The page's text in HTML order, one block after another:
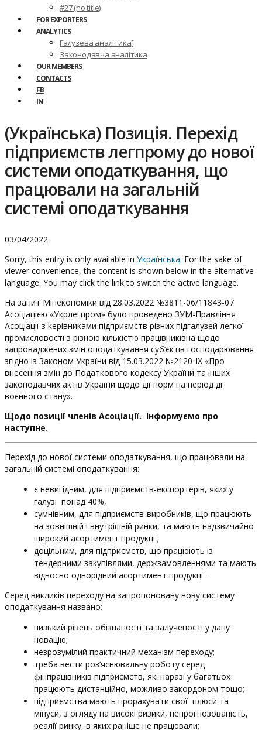
#27 (no title)
FOR EXPORTERS
ANALYTICS
Галузева аналітика[
Законодавча аналітика
OUR MEMBERS
CONTACTS
FB
IN
(Українська) Позиція. Перехід
підприємств легпрому до нової
системи оподаткування, що
працювали на загальній
системі оподаткування
03/04/2022
Sorry, this entry is only available in Українська. For the sake of
viewer convenience, the content is shown below in the alternative
language. You may click the link to switch the active language.
На запит Мінекономіки від 28.03.2022 №3811-06/11843-07
Асоціацією «Укрлегпром» було проведено ЗУМ-Правління
Асоціації з керівниками підприємств різних підгалузей легкої
промисловості з різною кількістю працівниківна щодо
запроваджених змін оподаткування суб’єктів господарювання
згідно із Законом України від 15.03.2022 №2120-ІХ «Про
внесення змін до Податкового кодексу України та інших
законодавчих актів України щодо дії норм на період дії
воєнного стану».
Щодо позиції членів Асоціації. Інформуємо про
наступне.
Перехід до нової системи оподаткування, що працювали на
загальній системі оподаткування:
є невигідним, для підприємств-експортерів, яких у
галузі понад 40%,
сумнівним, для підприємств-виробників, що працюють
на зовнішній і внутрішній ринки, та мають надзвичайно
широкий асортимент продукції;
доцільним, для підприємств, що працюють із
тендерними закупівлями, держзамовленнями та мають
відносно однорідний асортимент продукції.
Серед викликів переходу на запропоновану нову систему
оподаткування названо:
низький рівень обізнаності та залученості у дану
новацію;
незрозумілий практичний механізм переходу;
треба вести роз’яснювальну роботу серед
фінпрацівників підприємств, які наразі у багатьох
працюють дистанційно, можливо закордоном тощо;
підприємства мають прорахувати свої плюси та
мінуси, з огляду на високі ризики, непрогнозованість,
реалії ринку, в яких раніше не працювали;